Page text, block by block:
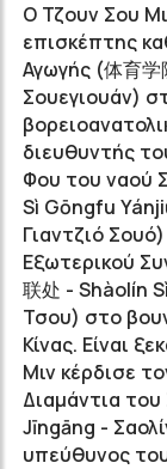
Ο Τζουν Σου
επισκέπτης
Αγωγής (体育学
Σουεγιουάν)
διευθυντής
Φου του ναού
Sì Gōngfu
Γιαντζιό
Εξωτερικού
联处 - Shàolín
Τσου) στο
Κίνας. Είναι
Μιν κέρδισε
Διαμάντια του
Jīngāng -
υπεύθυνος